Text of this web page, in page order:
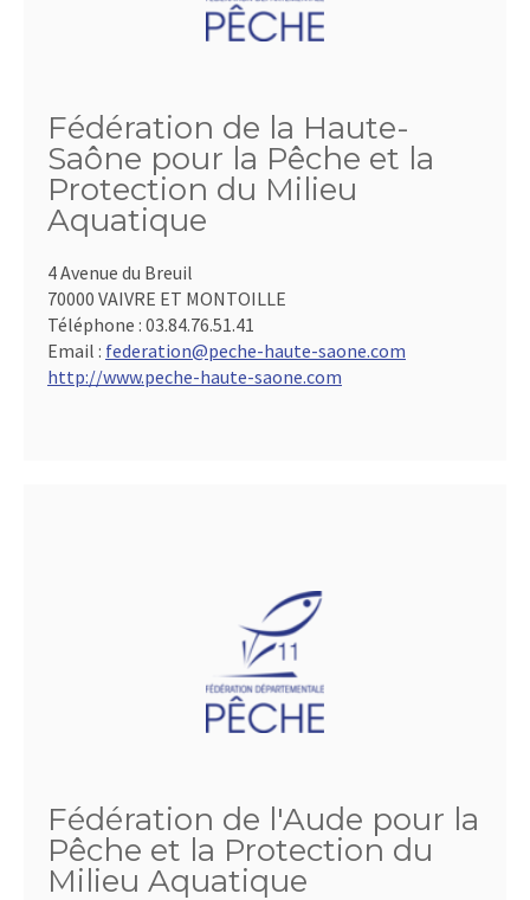
Fédération de la Haute-
Saône pour la Pêche et la
Protection du Milieu
Aquatique
4 Avenue du Breuil
70000 VAIVRE ET MONTOILLE
Téléphone : 03.84.76.51.41
Email : federation@peche-haute-saone.com
http://www.peche-haute-saone.com
Fédération de l'Aude pour la
Pêche et la Protection du
Milieu Aquatique